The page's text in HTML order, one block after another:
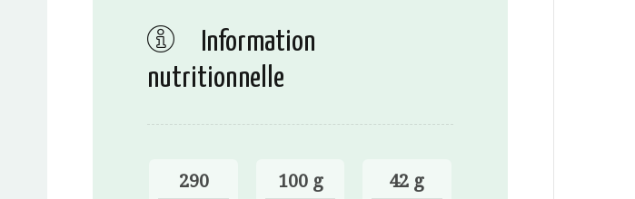
Information
nutritionnelle
290 100 g 42 g